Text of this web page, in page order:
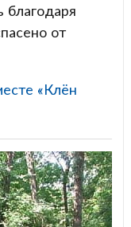
благодаря
от
«Клён